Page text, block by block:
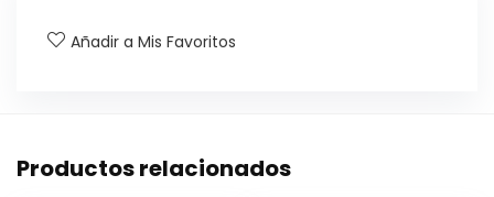
Añadir a Mis Favoritos
Productos relacionados